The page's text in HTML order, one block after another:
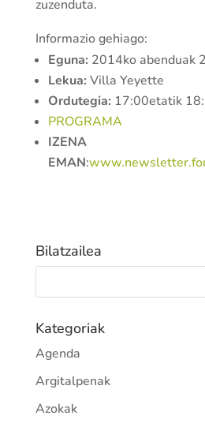
zuzenduta.
Informazio gehiago:
Eguna: 2014ko abenduak
Lekua: Villa Yeyette
Ordutegia: 17:00etatik
PROGRAMA
IZENA
EMAN:
Bilatzailea
Kategoriak
Agenda
Argitalpenak
Azokak